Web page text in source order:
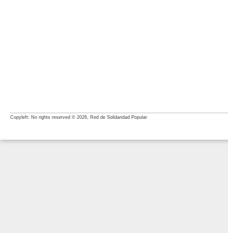
Copyleft: No rights reserved © 2026, Red de Solidaridad Popular